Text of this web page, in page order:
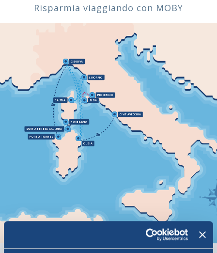
Risparmia viaggiando con MOBY
OLBIA
PORTO TORRES
SANTA TERESA GALLURA
BASTIA
BONIFACIO
CIVITAVECCHIA
GENOVA
LIVORNO
PIOMBINO
ELBA